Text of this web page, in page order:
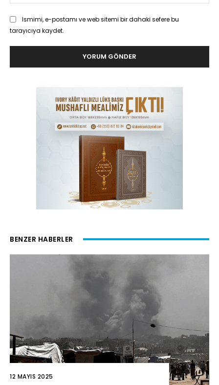
Ismimi, e-postamı ve web sitemi bir dahaki sefere bu
tarayıcıya kaydet.
BENZER HABERLER
12 MAYIS 2025